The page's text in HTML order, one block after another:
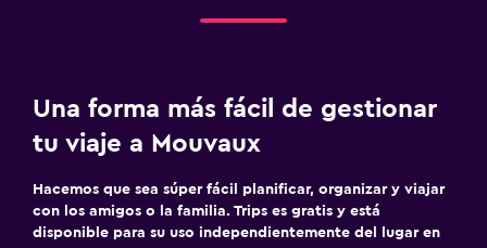
Una forma más fácil de gestionar
tu viaje a Mouvaux
Hacemos que sea súper fácil planificar, organizar y viajar
con los amigos o la familia. Trips es gratis y está
disponible para su uso independientemente del lugar en